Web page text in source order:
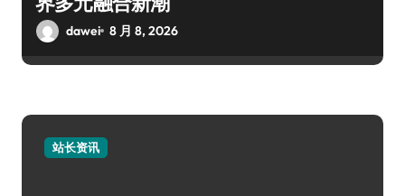
dawei 8 月 8, 2026
站长资讯